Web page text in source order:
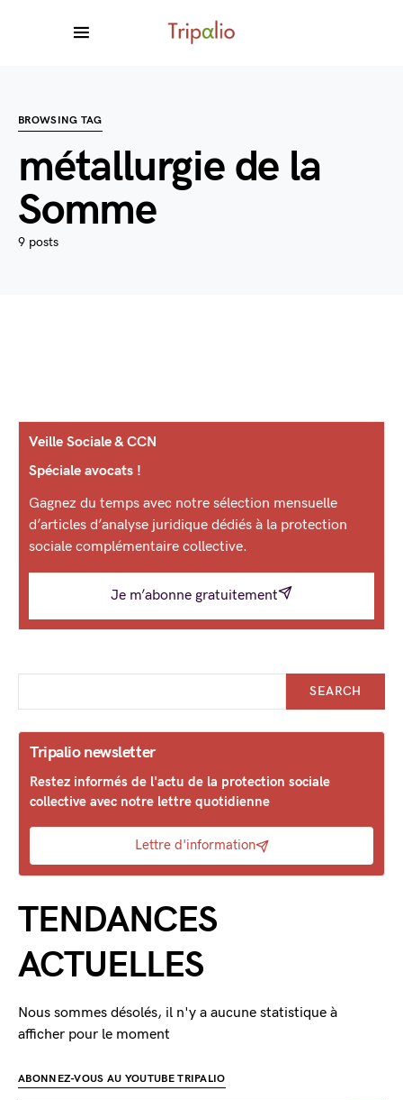
BROWSING TAG
métallurgie de la
Somme
9 posts
Veille Sociale & CCN
Spéciale avocats !
Gagnez du temps avec notre sélection mensuelle
d’articles d’analyse juridique dédiés à la protection
sociale complémentaire collective.
Je m’abonne gratuitement
SEARCH
Tripalio newsletter
Restez informés de l'actu de la protection sociale
collective avec notre lettre quotidienne
Lettre d'information
TENDANCES
ACTUELLES
Nous sommes désolés, il n'y a aucune statistique à
afficher pour le moment
ABONNEZ-VOUS AU YOUTUBE TRIPALIO